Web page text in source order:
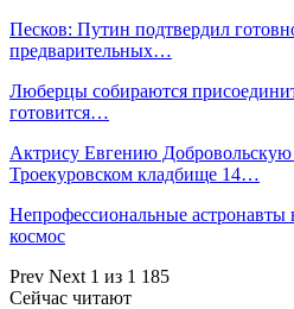
Песков: Путин подтвердил
предварительных…
Люберцы собираются
готовится…
Актрису Евгению Добровольскую
Троекуровском кладбище 14…
Непрофессиональные
космос
Prev Next 1 из 1 185
Сейчас читают